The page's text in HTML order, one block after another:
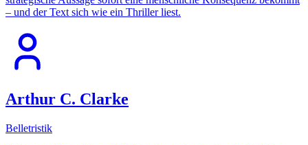
– und der Text sich wie ein Thriller liest.
Arthur C. Clarke
Belletristik